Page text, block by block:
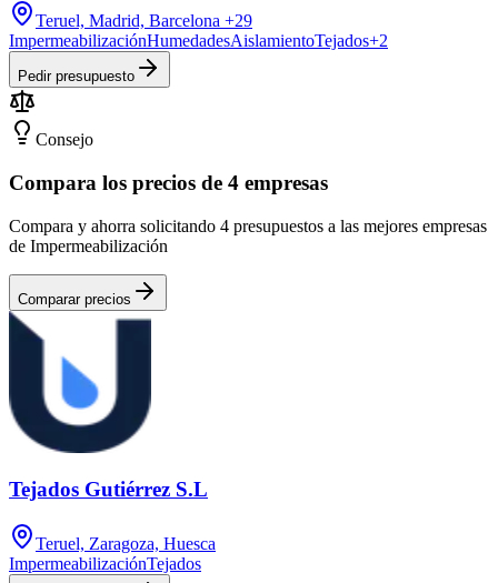
Teruel, Madrid, Barcelona +29
ImpermeabilizaciónHumedadesAislamientoTejados+2
Pedir presupuesto
Consejo
Compara los precios de 4 empresas
Compara y ahorra solicitando 4 presupuestos a las mejores empresas
de Impermeabilización
Comparar precios
Tejados Gutiérrez S.L
Teruel, Zaragoza, Huesca
ImpermeabilizaciónTejados